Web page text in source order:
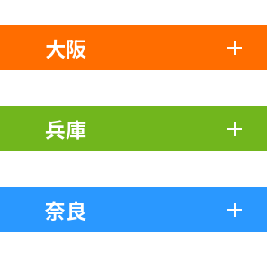
大阪
兵庫
奈良